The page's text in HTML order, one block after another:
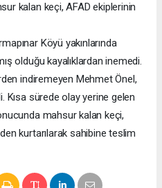
kalan keçi, AFAD ekiplerinin
Köyü yakınlarında
olduğu kayalıklardan inemedi.
indiremeyen Mehmet Önel,
Kısa sürede olay yerine gelen
mahsur kalan keçi,
kurtarılarak sahibine teslim